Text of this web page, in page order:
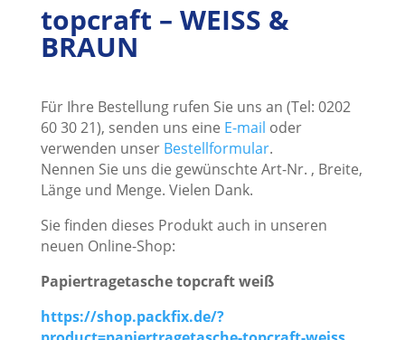
topcraft – WEISS &
BRAUN
Für Ihre Bestellung rufen Sie uns an (Tel: 0202
60 30 21), senden uns eine E-mail oder
verwenden unser Bestellformular.
Nennen Sie uns die gewünschte Art-Nr. , Breite,
Länge und Menge. Vielen Dank.
Sie finden dieses Produkt auch in unseren
neuen Online-Shop:
Papiertragetasche topcraft weiß
https://shop.packfix.de/?